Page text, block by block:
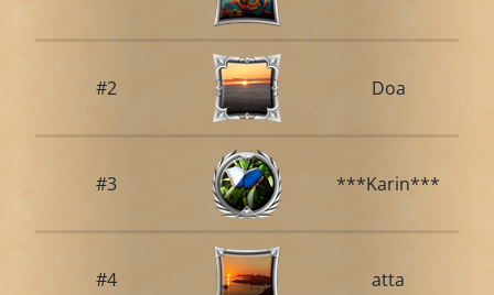
#2 Doa
#3 ***Karin***
#4 atta